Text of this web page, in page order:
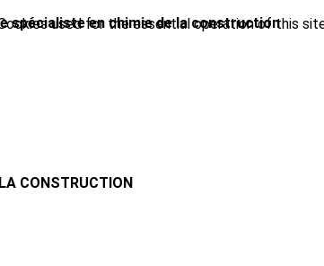
spécialiste en chimie de la construction
CONSTRUCTION
used for the essential operation of this